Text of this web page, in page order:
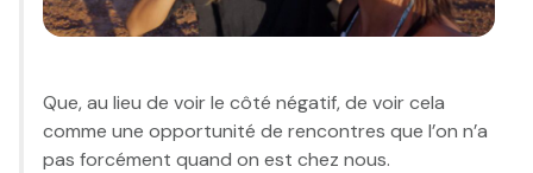
Que, au lieu de voir le côté négatif, de voir cela
comme une opportunité de rencontres que l’on n’a
pas forcément quand on est chez nous.